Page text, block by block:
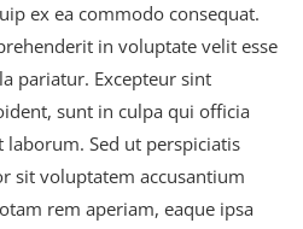
ex ea commodo consequat.
in voluptate velit esse
pariatur. Excepteur sint
sunt in culpa qui officia
Sed ut perspiciatis
sit voluptatem accusantium
rem aperiam, eaque ipsa